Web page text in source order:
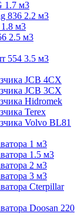
1.7 м3
836 2.2 м3
м3
2.5 м3
554 3.5 м3
JCB 4CX
JCB 3CX
Hidromek
Terex
Volvo BL81
1 м3
1.5 м3
2 м3
3 м3
Cterpillar
Doosan 220